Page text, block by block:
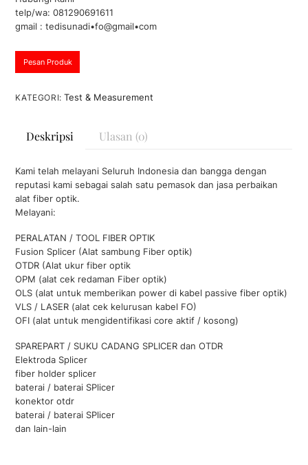
telp/wa: 081290691611
gmail : tedisunadi•fo@gmail•com
Pesan Produk
KATEGORI:Test & Measurement
Deskripsi Ulasan (0)
Kami telah melayani Seluruh Indonesia dan bangga dengan
reputasi kami sebagai salah satu pemasok dan jasa perbaikan
alat fiber optik.
Melayani:
PERALATAN / TOOL FIBER OPTIK
Fusion Splicer (Alat sambung Fiber optik)
OTDR (Alat ukur fiber optik
OPM (alat cek redaman Fiber optik)
OLS (alat untuk memberikan power di kabel passive fiber optik)
VLS / LASER (alat cek kelurusan kabel FO)
OFI (alat untuk mengidentifikasi core aktif / kosong)
SPAREPART / SUKU CADANG SPLICER dan OTDR
Elektroda Splicer
fiber holder splicer
baterai / baterai SPlicer
konektor otdr
baterai / baterai SPlicer
dan lain-lain